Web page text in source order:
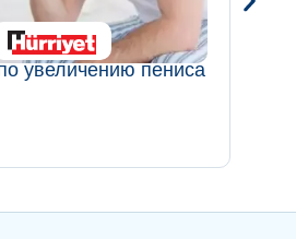
увеличению пениса